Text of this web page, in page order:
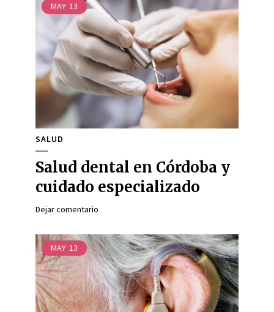
MAY 13
SALUD
Salud dental en Córdoba y
cuidado especializado
Dejar comentario
MAY 13